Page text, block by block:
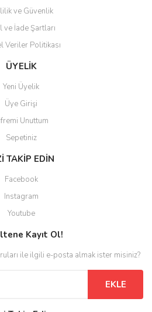
Gönder
ve Güvenlik
ve İade Şartları
Veriler Politikası
ÜYELİK
Yeni Üyelik
Üye Girişi
Unuttum
Sepetiniz
TAKİP EDİN
Facebook
Instagram
Youtube
Kayıt Ol!
ile ilgili e-posta almak ister misiniz?
EKLE